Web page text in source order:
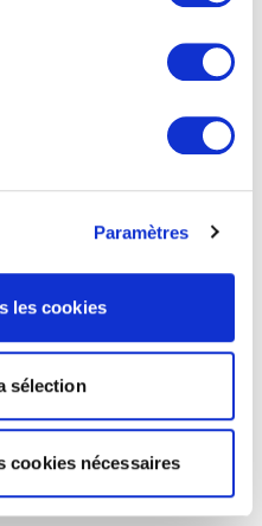
Paramètres
les cookies
sélection
cookies nécessaires